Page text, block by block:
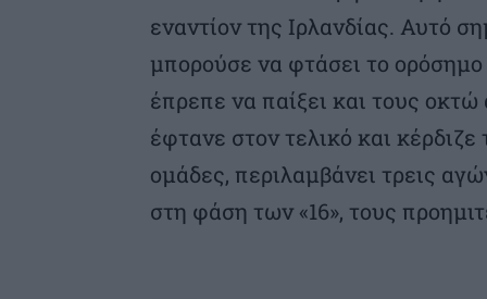
εναντίον της Ιρλανδίας. Αυτό
μπορούσε να φτάσει το
έπρεπε να παίξει και τους
έφτανε στον τελικό και
ομάδες, περιλαμβάνει τρεις
στη φάση των «16», τους